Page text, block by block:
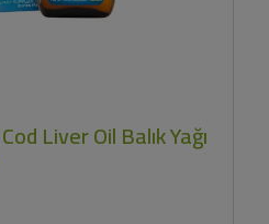
Liver Oil Balık Yağı